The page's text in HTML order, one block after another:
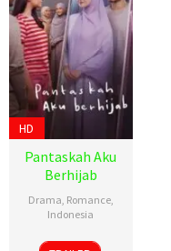
HD
Pantaskah Aku
Berhijab
Drama Romance,
Indonesia
21
Hadrah